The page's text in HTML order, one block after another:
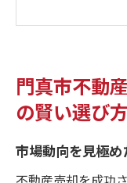
金融アド
地域特性を活
門真市の
地域特性
門真市不動
の賢い選び方
市場動向を見極